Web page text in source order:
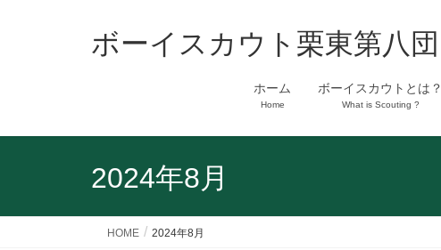
ボーイスカウト栗東第八団
ホーム
Home
ボーイスカウトとは？
What is Scouting ?
2024年8月
HOME 2024年8月